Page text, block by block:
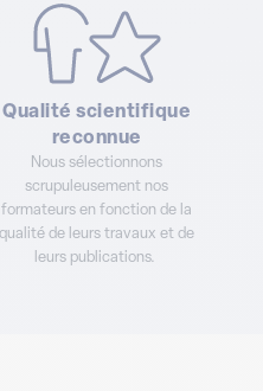
Qualité scientifique
reconnue
Nous sélectionnons
scrupuleusement nos
formateurs en fonction de la
qualité de leurs travaux et de
leurs publications.